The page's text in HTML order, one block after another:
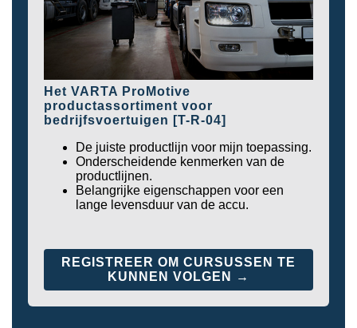
Het VARTA ProMotive
productassortiment voor
bedrijfsvoertuigen [T-R-04]
De juiste productlijn voor mijn toepassing.
Onderscheidende kenmerken van de
productlijnen.
Belangrijke eigenschappen voor een
lange levensduur van de accu.
REGISTREER OM CURSUSSEN TE
KUNNEN VOLGEN →